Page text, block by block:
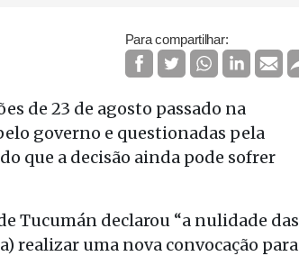
Para compartilhar:
de 23 de agosto passado na
governo e questionadas pela
que a decisão ainda pode sofrer
Tucumán declarou “a nulidade das
realizar uma nova convocação para